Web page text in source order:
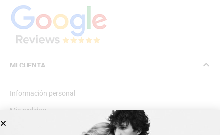
MI CUENTA
Información personal
Mis pedidos